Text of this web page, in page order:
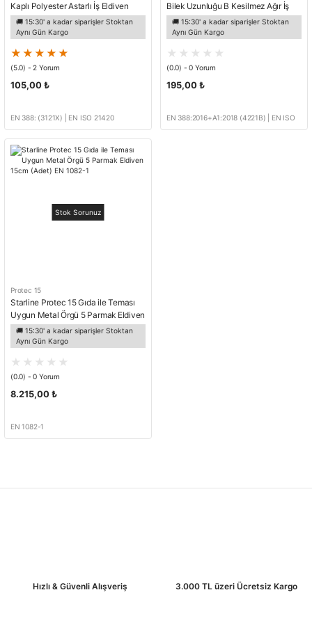
Kaplı Polyester Astarlı İş Eldiven
EN388-3121X
🚚 15:30' a kadar siparişler Stoktan
Aynı Gün Kargo
(5.0) - 2 Yorum
105,00 ₺
EN 388: (3121X) | EN ISO 21420
Bilek Uzunluğu B Kesilmez Ağır İş
Petrolcü Eldiveni EN388-4221B
🚚 15:30' a kadar siparişler Stoktan
Aynı Gün Kargo
(0.0) - 0 Yorum
195,00 ₺
EN 388:2016+A1:2018 (4221B) | EN ISO
21420: 2020
Stok Sorunuz
Protec 15
Starline Protec 15 Gıda ile Teması
Uygun Metal Örgü 5 Parmak Eldiven
15cm (Adet) EN 1082-1
🚚 15:30' a kadar siparişler Stoktan
Aynı Gün Kargo
(0.0) - 0 Yorum
8.215,00 ₺
EN 1082-1
Hızlı & Güvenli Alışveriş 3.000 TL üzeri Ücretsiz Kargo